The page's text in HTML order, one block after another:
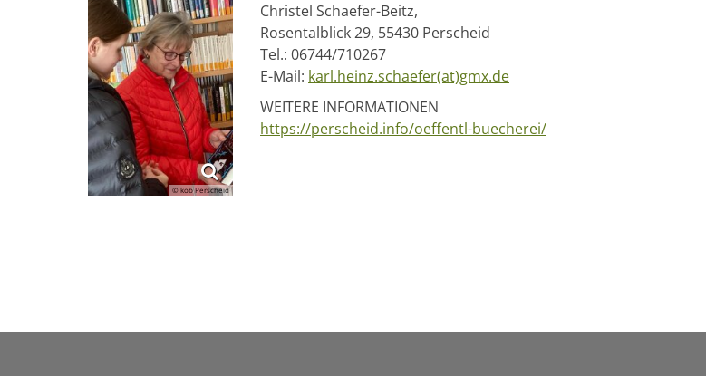
© köb Perscheid
Christel Schaefer-Beitz,
Rosentalblick 29, 55430 Perscheid
Tel.: 06744/710267
E-Mail: karl.heinz.schaefer(at)gmx.de
WEITERE INFORMATIONEN
https://perscheid.info/oeffentl-buecherei/